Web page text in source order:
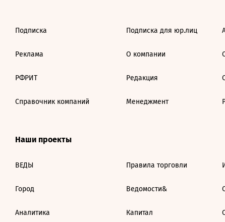
Подписка
Реклама
РФРИТ
Справочник компаний
Подписка для юр.лиц
О компании
Редакция
Менеджмент
Наши проекты
ВЕДЫ
Город
Аналитика
Правила торговли
Ведомости&
Капитал